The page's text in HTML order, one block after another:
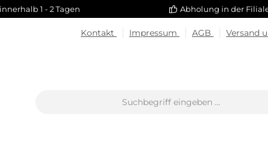
1 - 2 Tagen Abholung in der
Kontakt Impressum AGB Versand